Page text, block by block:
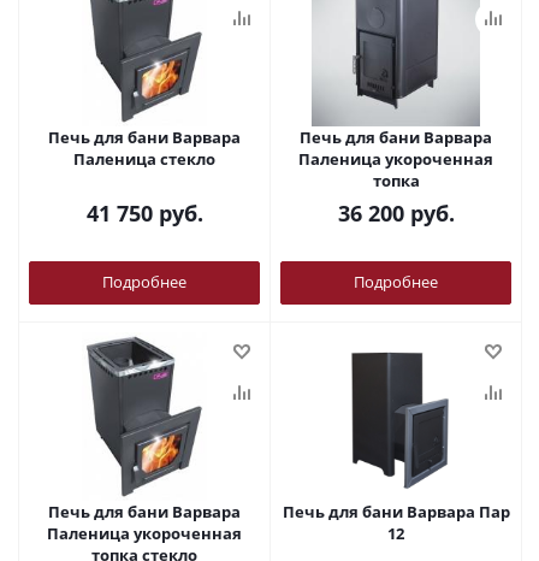
Печь для бани Варвара
Паленица стекло
41 750руб.
Подробнее
Печь для бани Варвара
Паленица укороченная
топка
36 200руб.
Подробнее
Печь для бани Варвара
Паленица укороченная
топка стекло
Печь для бани Варвара Пар
12